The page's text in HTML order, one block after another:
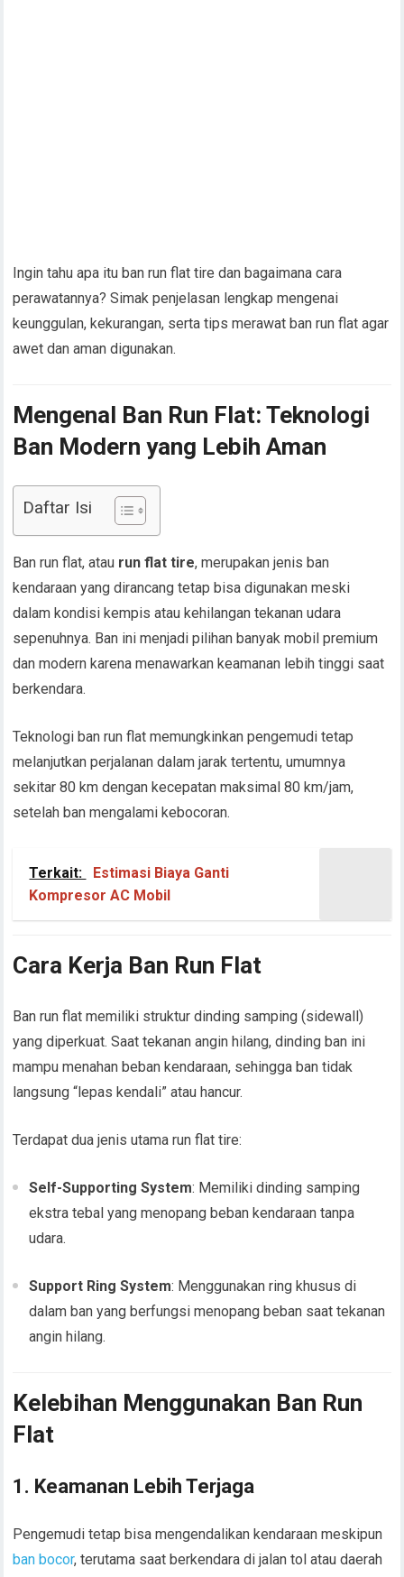
Ingin tahu apa itu ban run flat tire dan bagaimana cara
perawatannya? Simak penjelasan lengkap mengenai
keunggulan, kekurangan, serta tips merawat ban run flat agar
awet dan aman digunakan.
Mengenal Ban Run Flat: Teknologi
Ban Modern yang Lebih Aman
Daftar Isi
Ban run flat, atau run flat tire, merupakan jenis ban
kendaraan yang dirancang tetap bisa digunakan meski
dalam kondisi kempis atau kehilangan tekanan udara
sepenuhnya. Ban ini menjadi pilihan banyak mobil premium
dan modern karena menawarkan keamanan lebih tinggi saat
berkendara.
Teknologi ban run flat memungkinkan pengemudi tetap
melanjutkan perjalanan dalam jarak tertentu, umumnya
sekitar 80 km dengan kecepatan maksimal 80 km/jam,
setelah ban mengalami kebocoran.
Terkait:
Estimasi Biaya Ganti
Kompresor AC Mobil
Cara Kerja Ban Run Flat
Ban run flat memiliki struktur dinding samping (sidewall)
yang diperkuat. Saat tekanan angin hilang, dinding ban ini
mampu menahan beban kendaraan, sehingga ban tidak
langsung “lepas kendali” atau hancur.
Terdapat dua jenis utama run flat tire:
Self-Supporting System: Memiliki dinding samping
ekstra tebal yang menopang beban kendaraan tanpa
udara.
Support Ring System: Menggunakan ring khusus di
dalam ban yang berfungsi menopang beban saat tekanan
angin hilang.
Kelebihan Menggunakan Ban Run
Flat
1. Keamanan Lebih Terjaga
Pengemudi tetap bisa mengendalikan kendaraan meskipun
ban bocor, terutama saat berkendara di jalan tol atau daerah